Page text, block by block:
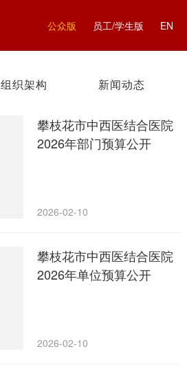
公众版 员工/学生版 EN
组织架构 新闻动态
攀枝花市中西医结合医院
2026年部门预算公开
2026-02-10
攀枝花市中西医结合医院
2026年单位预算公开
2026-02-10